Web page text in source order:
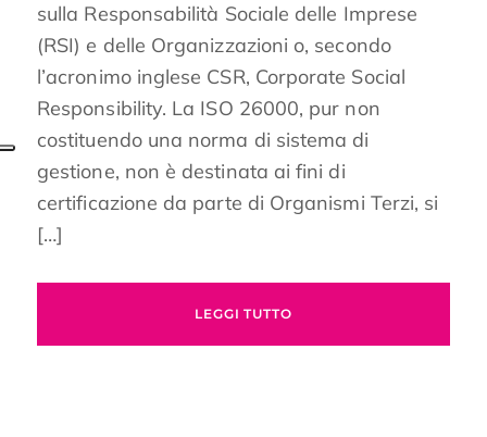
sulla Responsabilità Sociale delle Imprese
(RSI) e delle Organizzazioni o, secondo
l’acronimo inglese CSR, Corporate Social
Responsibility. La ISO 26000, pur non
costituendo una norma di sistema di
gestione, non è destinata ai fini di
certificazione da parte di Organismi Terzi, si
[…]
LEGGI TUTTO